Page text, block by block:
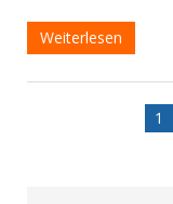
Weiterlesen
1